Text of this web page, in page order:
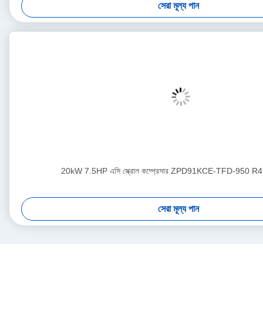
সেরা মূল্য পান
20kW 7.5HP এসি স্ক্রোল কম্প্রেসার ZPD91KCE-TFD-950
সেরা মূল্য পান